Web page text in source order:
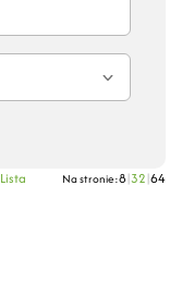
Lista Na stronie:8|32|64